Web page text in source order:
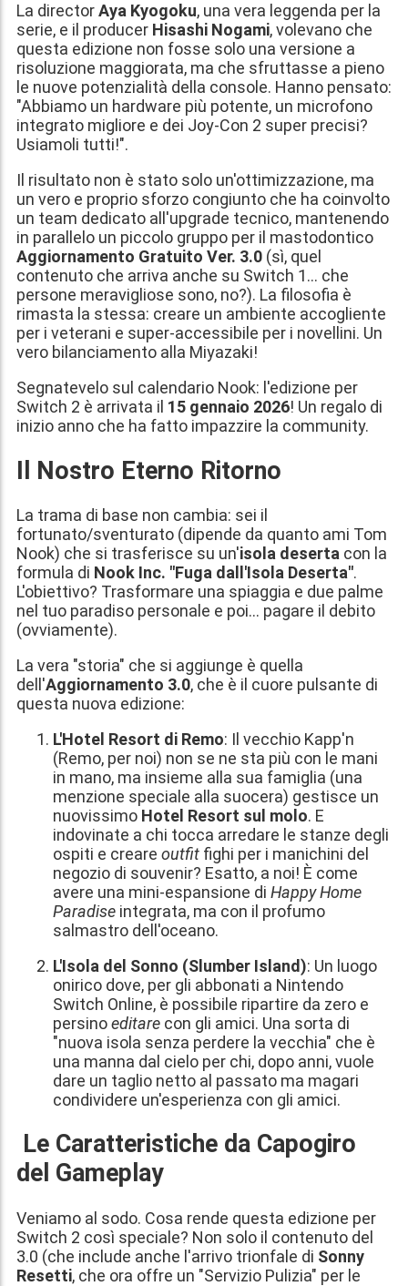
La directorAya Kyogoku, una vera leggenda per la
serie, e il producer Hisashi Nogami, volevano che
questa edizione non fosse solo una versione a
risoluzione maggiorata, ma che sfruttasse a pieno
le nuove potenzialità della console. Hanno pensato:
"Abbiamo un hardware più potente, un microfono
integrato migliore e dei Joy-Con 2 super precisi?
Usiamoli tutti!".
Il risultato non è stato solo un'ottimizzazione, ma
un vero e proprio sforzo congiunto che ha coinvolto
un team dedicato all'upgrade tecnico, mantenendo
in parallelo un piccolo gruppo per il mastodontico
Aggiornamento Gratuito Ver. 3.0 (sì, quel
contenuto che arriva anche su Switch 1... che
persone meravigliose sono, no?). La filosofia è
rimasta la stessa: creare un ambiente accogliente
per i veterani e super-accessibile per i novellini. Un
vero bilanciamento alla Miyazaki!
Segnatevelo sul calendario Nook: l'edizione per
Switch 2 è arrivata il 15 gennaio 2026! Un regalo di
inizio anno che ha fatto impazzire la community.
Il Nostro Eterno Ritorno
La trama di base non cambia: sei il
fortunato/sventurato (dipende da quanto ami Tom
Nook) che si trasferisce su un'isola deserta con la
formula di Nook Inc. "Fuga dall'Isola Deserta".
L'obiettivo? Trasformare una spiaggia e due palme
nel tuo paradiso personale e poi... pagare il debito
(ovviamente).
La vera "storia" che si aggiunge è quella
dell'Aggiornamento 3.0, che è il cuore pulsante di
questa nuova edizione:
L'Hotel Resort di Remo: Il vecchio Kapp'n
(Remo, per noi) non se ne sta più con le mani
in mano, ma insieme alla sua famiglia (una
menzione speciale alla suocera) gestisce un
nuovissimo Hotel Resort sul molo. E
indovinate a chi tocca arredare le stanze degli
ospiti e creare outfit fighi per i manichini del
negozio di souvenir? Esatto, a noi! È come
avere una mini-espansione di Happy Home
Paradise integrata, ma con il profumo
salmastro dell'oceano.
L'Isola del Sonno (Slumber Island): Un luogo
onirico dove, per gli abbonati a Nintendo
Switch Online, è possibile ripartire da zero e
persinoeditare con gli amici. Una sorta di
"nuova isola senza perdere la vecchia" che è
una manna dal cielo per chi, dopo anni, vuole
dare un taglio netto al passato ma magari
condividere un'esperienza con gli amici.
Le Caratteristiche da Capogiro
del Gameplay
Veniamo al sodo. Cosa rende questa edizione per
Switch 2 così speciale? Non solo il contenuto del
3.0 (che include anche l'arrivo trionfale di Sonny
Resetti, che ora offre un "Servizio Pulizia" per le